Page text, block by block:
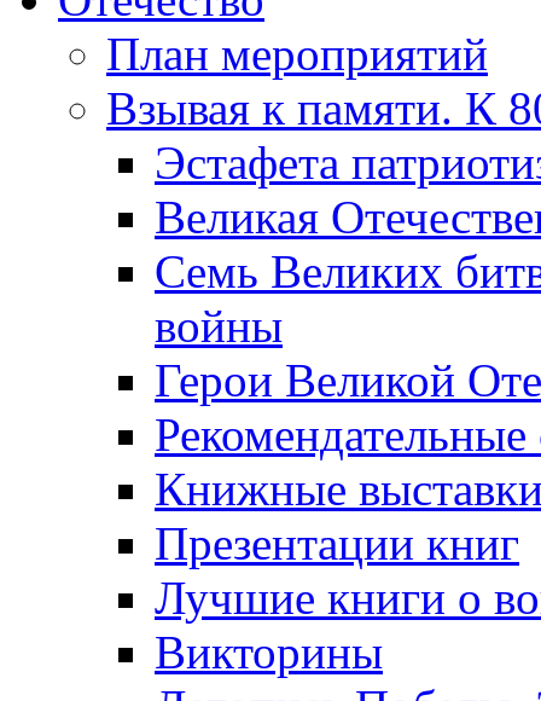
План мероприятий
Взывая к памяти. К
Эcтафета
Великая
Семь Великих
войны
Герои Великой
Рекомендательные
Книжные
Презентации книг
Лучшие книги о
Викторины